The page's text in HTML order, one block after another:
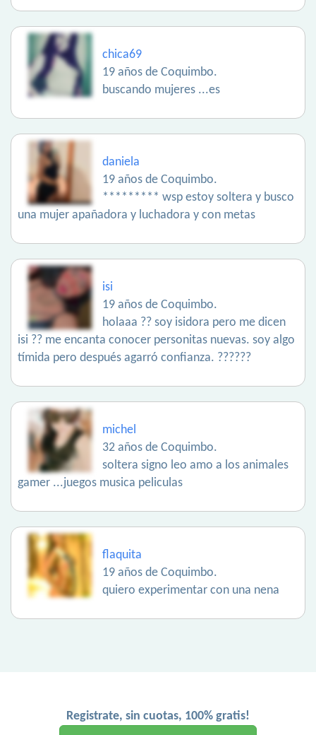
chica69
19 años de Coquimbo.
buscando mujeres ...es
daniela
19 años de Coquimbo.
********* wsp estoy soltera y busco
una mujer apañadora y luchadora y con metas
isi
19 años de Coquimbo.
holaaa ?? soy isidora pero me dicen
isi ?? me encanta conocer personitas nuevas. soy algo
tímida pero después agarró confianza. ??????
michel
32 años de Coquimbo.
soltera signo leo amo a los animales
gamer ...juegos musica peliculas
flaquita
19 años de Coquimbo.
quiero experimentar con una nena
Registrate, sin cuotas, 100% gratis!